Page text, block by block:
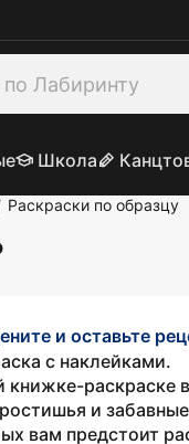
Школа
Раскраски по образцу
и оставьте
с наклейками.
книжке-раскраске
и
вам предстоит